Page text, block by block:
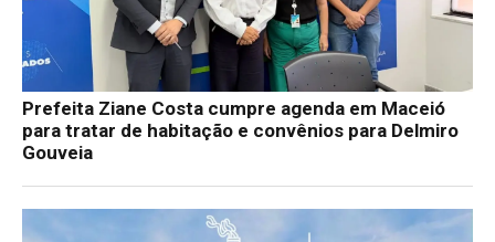
Prefeita Ziane Costa cumpre agenda em Maceió
para tratar de habitação e convênios para Delmiro
Gouveia